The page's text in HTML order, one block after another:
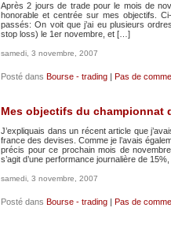
Après 2 jours de trade pour le mois de
honorable et centrée sur mes objectifs.
passés: On voit que j’ai eu plusieurs
stop loss) le 1er novembre, et […]
samedi, 3 novembre, 2007
Posté dans Bourse - trading | Pas de
Mes objectifs du championnat
J’expliquais dans un récent article que
france des devises. Comme je l’avais
précis pour ce prochain mois de
s’agit d’une performance journalière de
samedi, 3 novembre, 2007
Posté dans Bourse - trading | Pas de